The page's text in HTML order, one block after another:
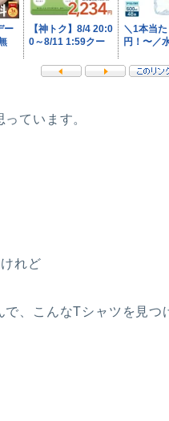
ています。
れど
、こんなTシャツを見つ